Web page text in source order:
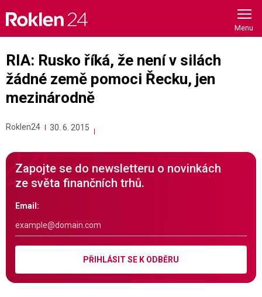
content
RIA: Rusko říká, že není v silách
žádné země pomoci Řecku, jen
mezinárodně
Roklen24 30. 6. 2015
Zapojte se do newsletteru o novinkách
ze světa finančních trhů.
Email:
PŘIHLÁSIT SE K ODBĚRU